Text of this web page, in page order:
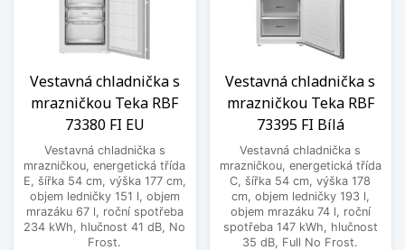
Vestavná chladnička s
mrazničkou Teka RBF
73380 FI EU
Vestavná chladnička s
mrazničkou, energetická třída
E, šířka 54 cm, výška 177 cm,
objem ledničky 151 l, objem
mrazáku 67 l, roční spotřeba
234 kWh, hlučnost 41 dB, No
Frost.
Vestavná chladnička s
mrazničkou Teka RBF
73395 FI Bílá
Vestavná chladnička s
mrazničkou, energetická třída
C, šířka 54 cm, výška 178
cm, objem ledničky 193 l,
objem mrazáku 74 l, roční
spotřeba 147 kWh, hlučnost
35 dB, Full No Frost.